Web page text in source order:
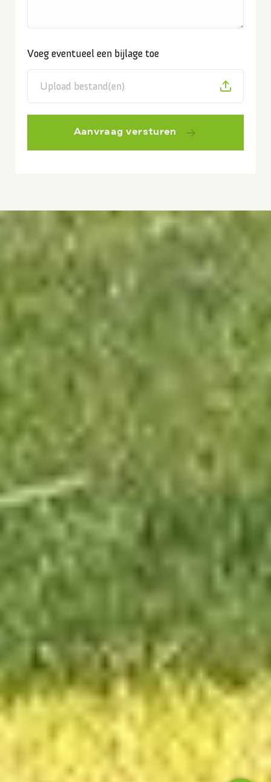
Voeg eventueel een bijlage toe
Upload bestand(en)
Aanvraag versturen
Keurhorst Houtbouw
Showroom bezoeken? Plan een afspraak in.
Buitenverblijven
Schuren
Disclaimer
Algemene voorwaarden